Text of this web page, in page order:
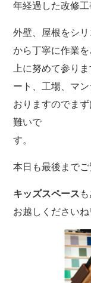
年経過した改修工
外壁、屋根をシ
から丁寧に作業
上に努めて参
ート、工場、マ
おりますのでま
難いで
本日も最後まで
キッズスペース
お越しください